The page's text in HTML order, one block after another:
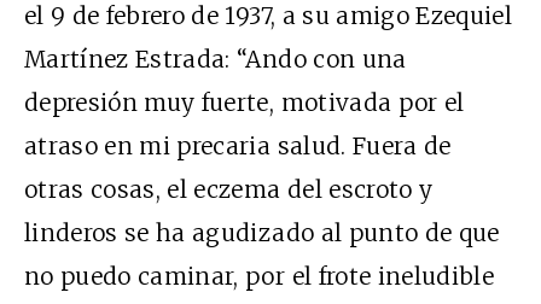
el 9 de febrero de 1937, a su amigo Ezequiel
Martínez Estrada: “Ando con una
depresión muy fuerte, motivada por el
atraso en mi precaria salud. Fuera de
otras cosas, el eczema del escroto y
linderos se ha agudizado al punto de que
no puedo caminar, por el frote ineludible